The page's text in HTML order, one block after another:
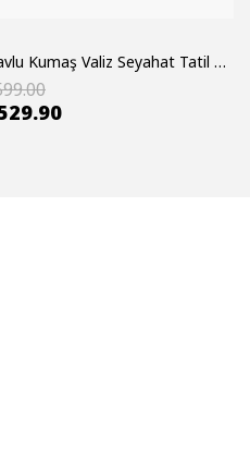
3 Gözlü Havlu Kumaş Valiz Seyahat Tatil Spor Hastane Çok Gözlü El Ve Omuz Çantası - Gri